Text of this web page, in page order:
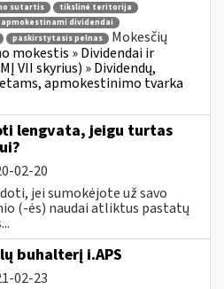
sutartis
tikslinė teritorija
dividendai
paskirstytasis pelnas
Mokesčių
mokestis » Dividendai ir
VII skyrius) » Dividendų,
apmokestinimo tvarka
lengvata, jeigu turtas
02-20
jei sumokėjote už savo
(-ės) naudai atliktus pastatų
buhalterį i.APS
02-23